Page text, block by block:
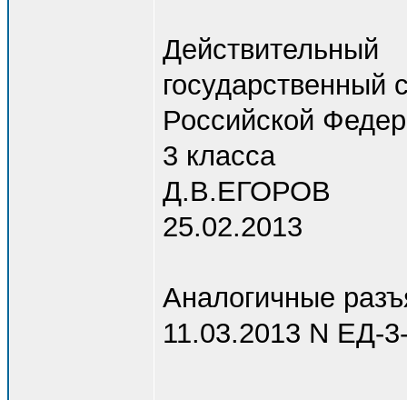
Действительный
государственный
Российской
3 класса
Д.В.ЕГОРОВ
25.02.2013
Аналогичные
11.03.2013 N ЕД-